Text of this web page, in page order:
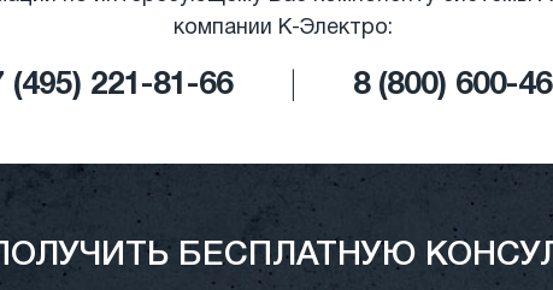
компании К-Электро:
(495) 221-81-66 8 (800) 600-
БЕСПЛАТНУЮ